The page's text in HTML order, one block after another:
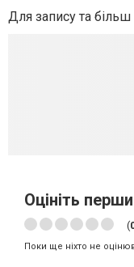
Для запису та
Оцініть
(
Поки ще ніхто не